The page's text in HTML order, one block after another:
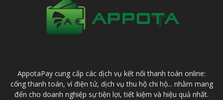
AppotaPay cung cấp các dịch vụ kết nối thanh toán online:
cổng thanh toán, ví điện tử, dịch vụ thu hộ chi hộ... nhằm mang
đến cho doanh nghiệp sự tiện lợi, tiết kiệm và hiệu quả nhất.